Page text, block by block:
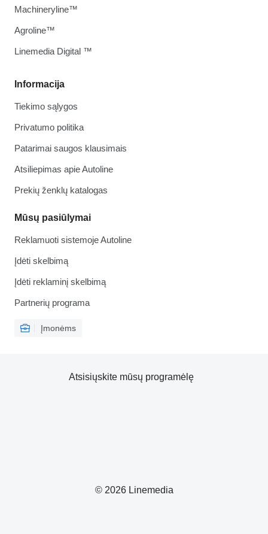
Informacija
Tiekimo sąlygos
Privatumo politika
Patarimai saugos klausimais
Atsiliepimas apie Autoline
Prekių ženklų katalogas
Mūsų pasiūlymai
Reklamuoti sistemoje Autoline
Įdėti skelbimą
Įdėti reklaminį skelbimą
Partnerių programa
Įmonėms
Machineryline™
Agroline™
Linemedia Digital ™
© 2026 Linemedia
Atsisiųskite mūsų programėlę